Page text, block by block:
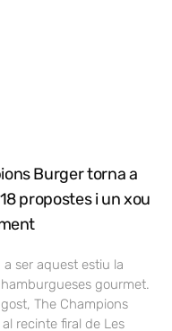
Burger torna a
propostes i un xou
a ser aquest estiu la
gourmet.
The Champions
recinte firal de Les